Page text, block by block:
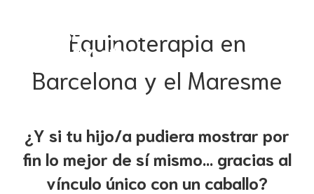
Equinoterapia en
Barcelona y el Maresme
¿Y si tu hijo/a pudiera mostrar por
fin lo mejor de sí mismo… gracias al
vínculo único con un caballo?